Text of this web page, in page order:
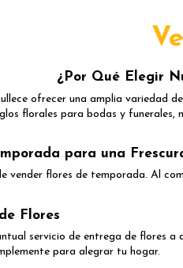
¿Por Qué Elegir
ofrecer una amplia variedad
florales para bodas y
para una
vender flores de temporada. Al
Flores
servicio de entrega de flores a
para alegrar tu hogar.